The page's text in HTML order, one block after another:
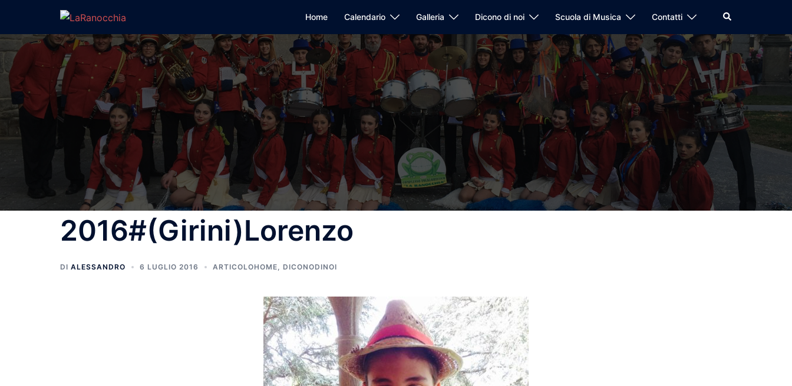
contenuto
Home Calendario Galleria Dicono di noi Scuola di Musica Contatti Cerca
2016#(Girini)Lorenzo
DI ALESSANDRO 6 LUGLIO 2016 ARTICOLOHOME DICONODINOI